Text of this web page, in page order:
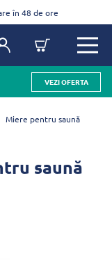
în 48 de ore
VEZI OFERTA
Miere pentru saună
saună